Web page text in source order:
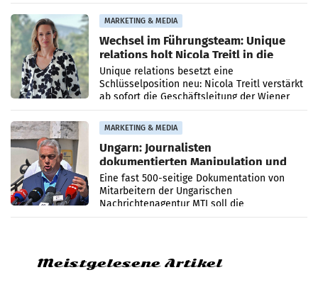
MARKETING & MEDIA
Wechsel im Führungsteam: Unique
relations holt Nicola Treitl in die
Geschäftsleitung
Unique relations besetzt eine
Schlüsselposition neu: Nicola Treitl verstärkt
ab sofort die Geschäftsleitung der Wiener
PR-Agentur an der Seite von Josef Kalina und
Anna Kalina-Mahr.
MARKETING & MEDIA
Ungarn: Journalisten
dokumentierten Manipulation und
Zensur
Eine fast 500-seitige Dokumentation von
Mitarbeitern der Ungarischen
Nachrichtenagentur MTI soll die
systematische Nachrichten-Manipulation und
Meistgelesene Artikel